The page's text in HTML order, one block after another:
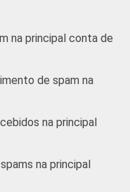
35,68
38,02
na principal conta de
de spam na
na principal
na principal